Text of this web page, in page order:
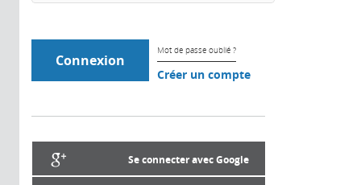
Mot de passe oublié ?
Créer un compte
Se connecter avec Google